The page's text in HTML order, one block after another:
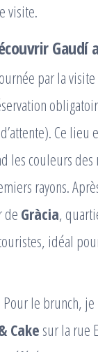
visite.
Gaudí
par la
Ce lieu
les couleurs des
rayons.
de Gràcia,
idéal
Pour le brunch,
Cake sur la rue